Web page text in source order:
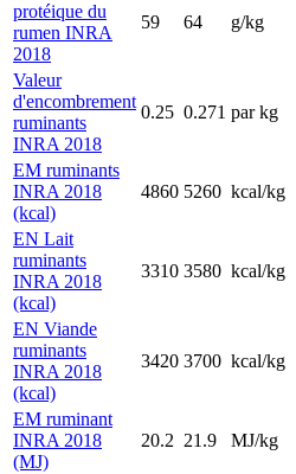
protéique du
rumen INRA
2018
59 64 g/kg
Valeur
d'encombrement
ruminants
INRA 2018
0.25 0.271 par kg
EM ruminants
INRA 2018
(kcal)
4860 5260 kcal/kg
EN Lait
ruminants
INRA 2018
(kcal)
3310 3580 kcal/kg
EN Viande
ruminants
INRA 2018
(kcal)
3420 3700 kcal/kg
EM ruminant
INRA 2018
(MJ)
20.2 21.9 MJ/kg